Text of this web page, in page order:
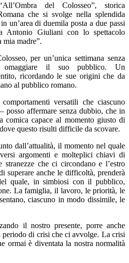
del Colosseo”, storica
che si svolge nella splendida
un’area di duemila posta a due passi
Antonio Giuliani con lo spettacolo
mia madre”.
per un’unica settimana senza
omaggiare il suo pubblico. Un
ricordando le sue origini che da
al pubblico romano.
versatili che ciascuno
posso affermare senza dubbio, che in
comica capace al momento giusto di
questo risulti difficile da scovare.
dall’attualità, il momento nel quale
argomenti e molteplici chiavi di
che ci circondano e l’estro
superare anche le difficoltà, prenderà
quale, in simbiosi con il pubblico,
La famiglia, il lavoro, le priorità, le
ciascuno in modo dissimile, le
il nostro presente, porre anche
periodo di crisi che ci avvolge. La crisi
ormai è diventata la nostra normalità